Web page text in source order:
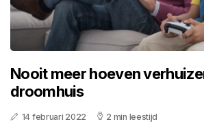
Nooit meer hoeven
droomhuis
14 februari 2022 2 min leestijd